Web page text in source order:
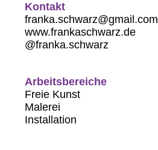
Kontakt
franka.schwarz@gmail.com
www.frankaschwarz.de
@franka.schwarz
Arbeitsbereiche
Freie Kunst
Malerei
Installation